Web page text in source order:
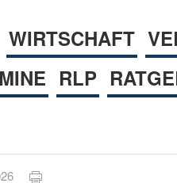
WIRTSCHAFT
RLP